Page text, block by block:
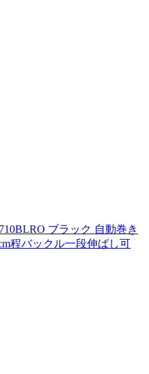
ブラック 自動巻き
程バックル一段伸ばし可